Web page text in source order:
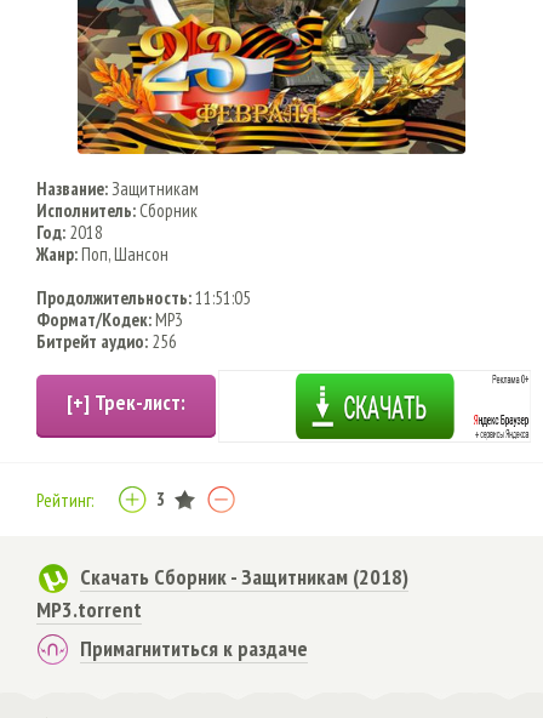
Название: Защитникам
Исполнитель:Сборник
Год: 2018
Жанр:Поп, Шансон
Продолжительность:11:51:05
Формат/Кодек:MP3
Битрейт аудио: 256
Рейтинг: 3
Скачать Сборник - Защитникам (2018)
MP3.torrent
Примагнититься к раздаче